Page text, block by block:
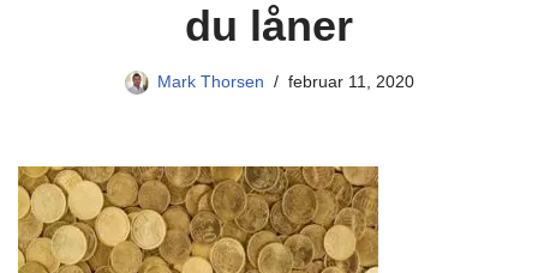
du låner
Mark Thorsen februar 11, 2020